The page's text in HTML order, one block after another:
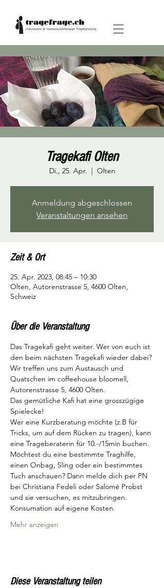
Tragekafi Olten
Di., 25. Apr.
  |
Olten
Anmeldung abgeschlossen
Veranstaltungen ansehen
Zeit & Ort
25. Apr. 2023, 08:45 – 10:30
Olten, Autorenstrasse 5, 4600 Olten,
Schweiz
Über die Veranstaltung
Das Tragekafi geht weiter. Wer von euch ist
den beim nächsten Tragekafi wieder dabei?
Wir treffen uns zum Austausch und
Quatschen im coffeehouse bloomell,
Autorenstrasse 5, 4600 Olten.
Das gemütliche Kafi hat eine grosszügige
Spielecke!
Wer eine Kurzberatung möchte (z.B für
Tricks, um auf dem Rücken zu tragen), kann
eine Trageberaterin für 10.-/15min buchen.
Möchtest du eine bestimmte Traghilfe,
einen Onbag, Sling oder ein bestimmtes
Tuch anschauen? Dann melde dich per PN
bei Christiana Fedeli oder Salomé Probst
und sie versuchen, es mitzubringen.
Konsumation auf eigene Kosten.
Mehr anzeigen
Diese Veranstaltung teilen